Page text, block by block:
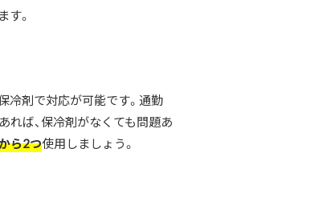
す。
冷剤で対応が可能です。通勤
れば、保冷剤がなくても問題あ
ら2つ使用しましょう。